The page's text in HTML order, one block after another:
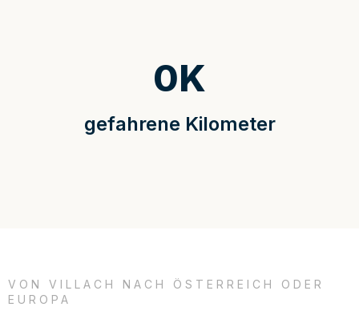
gefahrene Kilometer
0K
VON VILLACH NACH ÖSTERREICH ODER
EUROPA